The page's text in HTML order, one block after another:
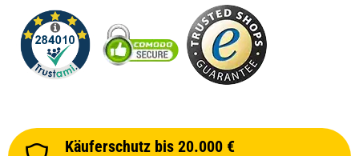
Käuferschutz bis 20.000 €